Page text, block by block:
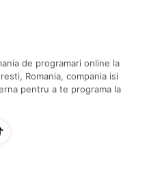
de programari online la
Romania, compania isi
pentru a te programa la